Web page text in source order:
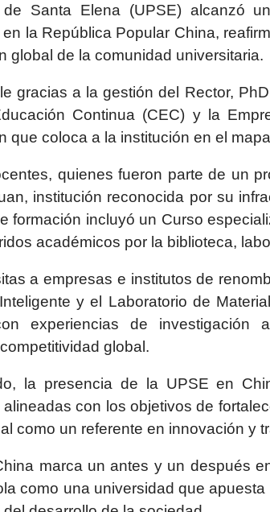
Santa Elena (UPSE) alcanzó
la República Popular China,
global de la comunidad universitaria.
gracias a la gestión del Rector,
Continua (CEC) y la
que coloca a la institución en el
quienes fueron parte de un
institución reconocida por su
formación incluyó un Curso
académicos por la biblioteca,
a empresas e institutos de
y el Laboratorio de
experiencias de investigación
global.
la presencia de la UPSE en
con los objetivos de
como un referente en innovación y
marca un antes y un después
como una universidad que